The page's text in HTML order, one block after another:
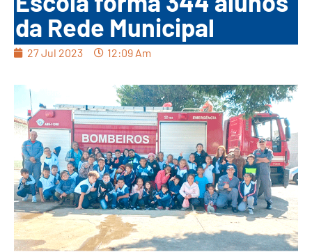
da Rede Municipal
27 Jul 2023 12:09 Am